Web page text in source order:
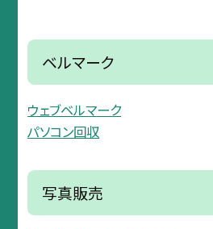
ベルマーク
ウェブベルマーク
パソコン回収
写真販売